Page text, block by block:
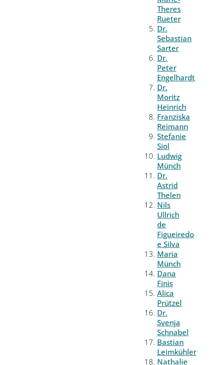
Theres
Rueter
Dr.
Sebastian
Sarter
Dr.
Peter
Engelhardt
Dr.
Moritz
Heinrich
Franziska
Reimann
Stefanie
Siol
Ludwig
Münch
Dr.
Astrid
Thelen
Nils
Ullrich
de
Figueiredo
e Silva
Maria
Münch
Dana
Finis
Alica
Prützel
Dr.
Svenja
Schnabel
Bastian
Leimkühler
Nathalie